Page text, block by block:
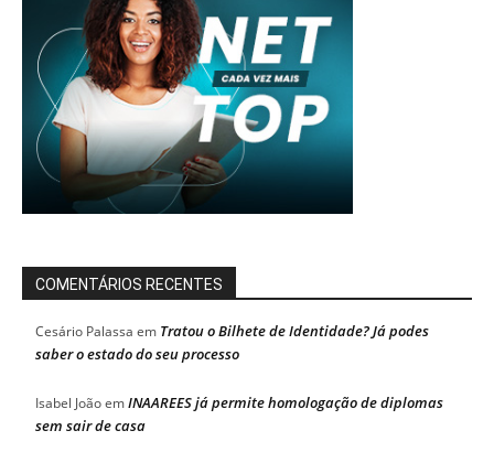
COMENTÁRIOS RECENTES
Cesário Palassa em Tratou o Bilhete de Identidade? Já podes
saber o estado do seu processo
Isabel JoãoemINAAREES já permite homologação de diplomas
sem sair de casa